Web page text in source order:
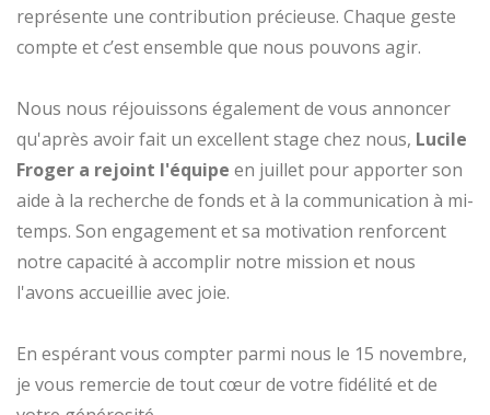
représente une contribution précieuse. Chaque geste
compte et c’est ensemble que nous pouvons agir.
Nous nous réjouissons également de vous annoncer
qu'après avoir fait un excellent stage chez nous, Lucile
Froger a rejoint l'équipe en juillet pour apporter son
aide à la recherche de fonds et à la communication à mi-
temps. Son engagement et sa motivation renforcent
notre capacité à accomplir notre mission et nous
l'avons accueillie avec joie.
En espérant vous compter parmi nous le 15 novembre,
je vous remercie de tout cœur de votre fidélité et de